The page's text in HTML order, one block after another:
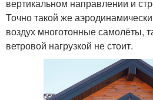
вертикальном направлении и
Точно такой же
воздух многотонные самолёты,
ветровой нагрузкой не стоит.